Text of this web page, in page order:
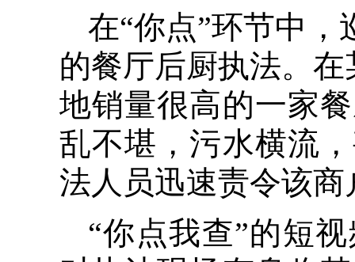
在“你点”环节中，
的餐厅后厨执法。
地销量很高的一家
乱不堪，污水横流
法人员迅速责令该
“你点我查”的短